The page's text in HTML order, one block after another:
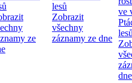
ze
lesů
Zobrazit
všechny
záznamy ze dne
ve
dne